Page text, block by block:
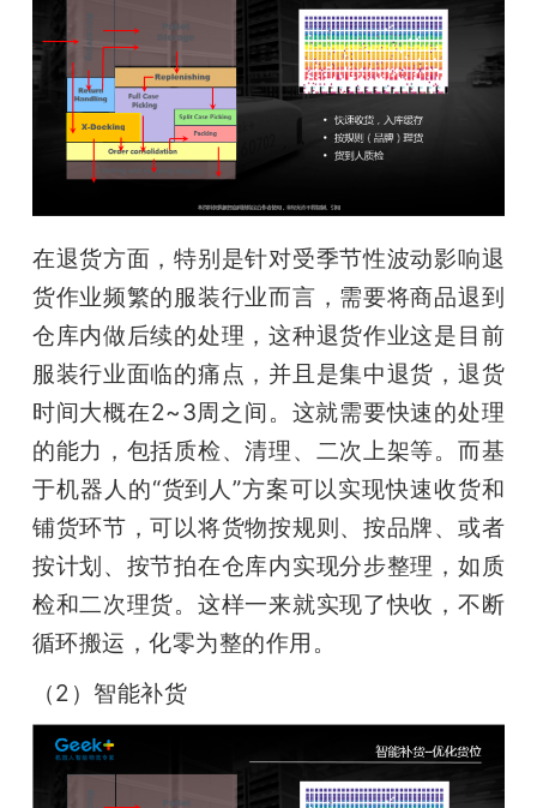
在退货方面，特别是针对受季节性波动影响退
货作业频繁的服装行业而言，需要将商品退到
仓库内做后续的处理，这种退货作业这是目前
服装行业面临的痛点，并且是集中退货，退货
时间大概在2~3周之间。这就需要快速的处理
的能力，包括质检、清理、二次上架等。而基
于机器人的“货到人”方案可以实现快速收货和
铺货环节，可以将货物按规则、按品牌、或者
按计划、按节拍在仓库内实现分步整理，如质
检和二次理货。这样一来就实现了快收，不断
循环搬运，化零为整的作用。
（2）智能补货